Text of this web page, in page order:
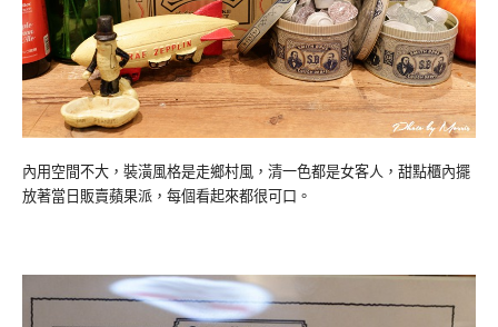
內用空間不大，裝潢風格是走鄉村風，清一色都是女客人，甜點櫃內擺
放著當日販賣蘋果派，每個看起來都很可口。